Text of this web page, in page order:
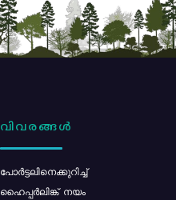
വിവരങ്ങൾ
പോര്‍ട്ടലിനെക്കുറിച്ച്
ഹൈപ്പർലിങ്ക് നയം